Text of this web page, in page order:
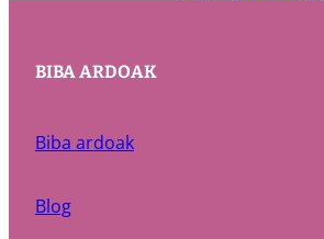
BIBA ARDOAK
Biba ardoak
Blog